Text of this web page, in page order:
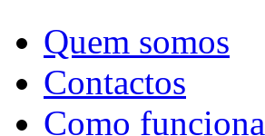
Quem somos
Contactos
Como funciona